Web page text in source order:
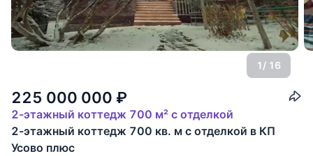
1 / 16
225 000 000 ₽
2-этажный коттедж 700 м² с отделкой
2-этажный коттедж 700 кв. м с отделкой в КП
Усово плюс